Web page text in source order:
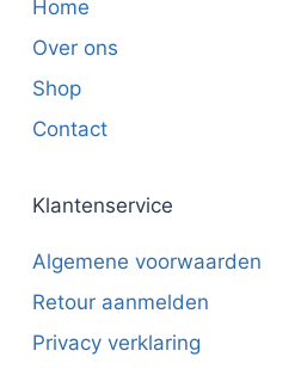
Home
Over ons
Shop
Contact
Klantenservice
Algemene voorwaarden
Retour aanmelden
Privacy verklaring